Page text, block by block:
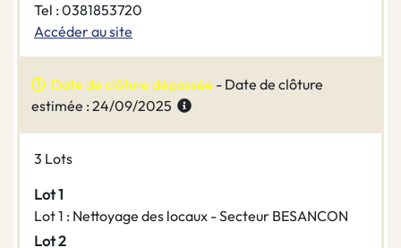
Tel : 0381853720
Accéder au site
Date de clôture dépassée - Date de clôture
estimée : 24/09/2025
3 Lots
Lot 1
Lot 1 : Nettoyage des locaux - Secteur BESANCON
Lot 2